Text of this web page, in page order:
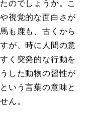
のでしょうか。こ
視覚的な面白さが
も鹿も、古くから
が、時に人間の意
く突発的な行動を
した動物の習性が
いう言葉の意味と
ん。